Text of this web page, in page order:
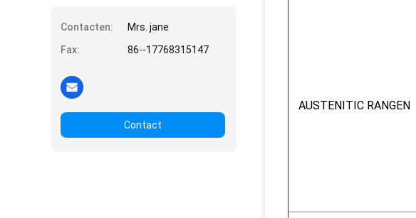
Contacten:
Mrs. jane
Fax:
86--17768315147
Contact
AUSTENITIC RANGEN